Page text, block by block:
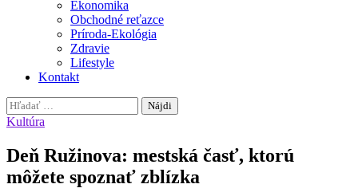
Ekonomika
Obchodné reťazce
Príroda-Ekológia
Zdravie
Lifestyle
Kontakt
Hľadať:
Kultúra
Deň Ružinova: mestská časť, ktorú
môžete spoznať zblízka